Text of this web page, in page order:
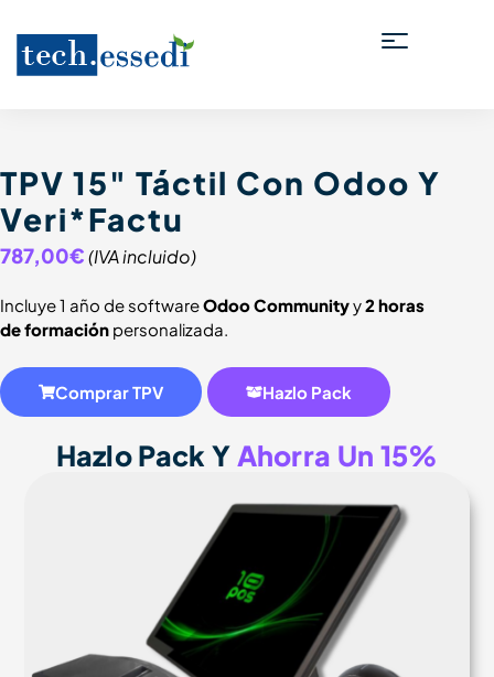
TPV 15" Táctil Con Odoo Y
Veri*Factu
787,00€(IVA incluido)
Incluye 1 año de softwareOdoo Communityy2 horas
de formación personalizada.
Comprar TPV Hazlo Pack
Hazlo Pack YAhorra Un 15%